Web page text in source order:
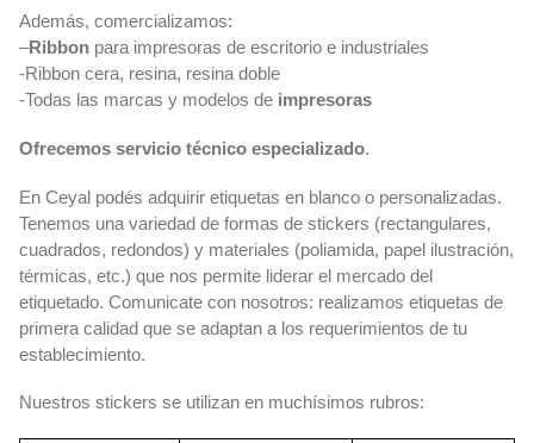
Además, comercializamos:
–Ribbon para impresoras de escritorio e industriales
-Ribbon cera, resina, resina doble
-Todas las marcas y modelos de impresoras
Ofrecemos servicio técnico especializado.
En Ceyal podés adquirir etiquetas en blanco o personalizadas.
Tenemos una variedad de formas de stickers (rectangulares,
cuadrados, redondos) y materiales (poliamida, papel ilustración,
térmicas, etc.) que nos permite liderar el mercado del
etiquetado. Comunicate con nosotros: realizamos etiquetas de
primera calidad que se adaptan a los requerimientos de tu
establecimiento.
Nuestros stickers se utilizan en muchísimos rubros: